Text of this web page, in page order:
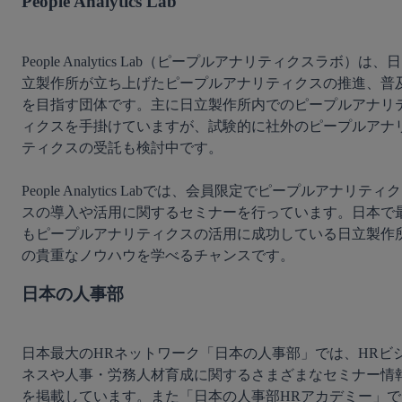
People Analytics Lab（ピープルアナリティクスラボ）は、日
立製作所が立ち上げたピープルアナリティクスの推進、普
を目指す団体です。主に日立製作所内でのピープルアナリ
ィクスを手掛けていますが、試験的に社外のピープルアナ
ティクスの受託も検討中です。
People Analytics Labでは、会員限定でピープルアナリティク
スの導入や活用に関するセミナーを行っています。日本で
もピープルアナリティクスの活用に成功している日立製作
日本の人事部
日本最大のHRネットワーク「日本の人事部」では、HRビ
ネスや人事・労務人材育成に関するさまざまなセミナー情
を掲載しています。また「日本の人事部HRアカデミー」で